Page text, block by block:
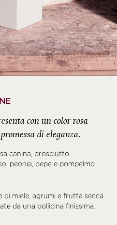
con un color rosa
di eleganza.
canina, prosciutto
peonia, pepe e pompelmo
miele, agrumi e frutta secca
da una bollicina finissima.